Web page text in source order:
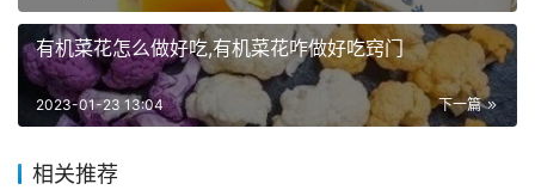
有机菜花怎么做好吃,有机菜花咋做好吃窍门
下一篇
2023-01-23 13:04
相关推荐